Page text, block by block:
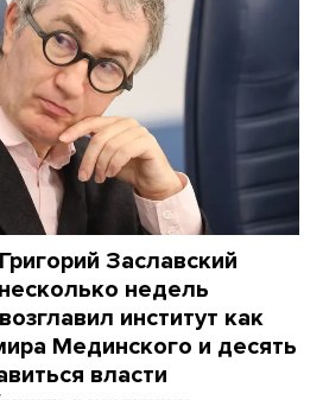
Заславский
недель
институт как
Мединского и десять
власти